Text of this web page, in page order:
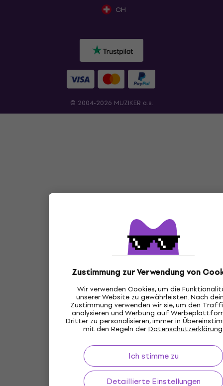
Zustimmung zur Verwendung von
Wir verwenden Cookies, um die
unserer Website zu gewährleisten. Nach
Zustimmung verwenden wir sie, um den
analysieren und Werbung auf
Dritter zu personalisieren, immer in
mit den Regeln derDatenschutzerklärung
Ich stimme zu
Detaillierte Einstellungen
CH
© 2004-2026 MUZIKER a.s.